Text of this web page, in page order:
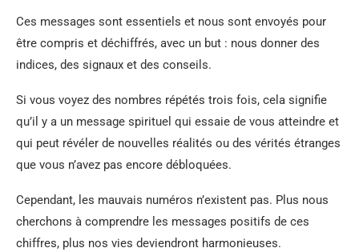
Ces messages sont essentiels et nous sont envoyés pour
être compris et déchiffrés, avec un but : nous donner des
indices, des signaux et des conseils.
Si vous voyez des nombres répétés trois fois, cela signifie
qu’il y a un message spirituel qui essaie de vous atteindre et
qui peut révéler de nouvelles réalités ou des vérités étranges
que vous n’avez pas encore débloquées.
Cependant, les mauvais numéros n’existent pas. Plus nous
cherchons à comprendre les messages positifs de ces
chiffres, plus nos vies deviendront harmonieuses.